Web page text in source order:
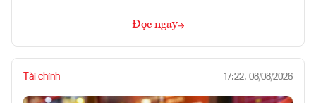
Đọc ngay
Tài chính 17:22, 08/08/2026